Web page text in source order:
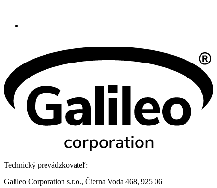
Technický prevádzkovateľ:
Galileo Corporation s.r.o., Čierna Voda 468, 925 06